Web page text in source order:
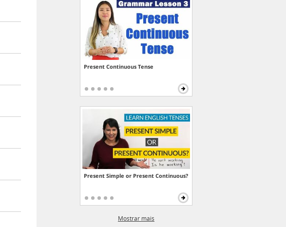
Present Continuous Tense
Present Simple or Present Continuous?
Mostrar mais